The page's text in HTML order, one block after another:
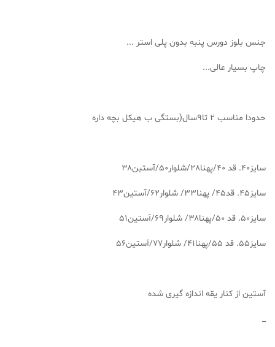
جنس بلوز دورس پنبه بدون پلی استر ...
چاپ بسیار عالی...
حدودا مناسب ۲ تا۹سال(بستگی ب هیکل بچه داره
سایز۴۰. قد ۴۰/پهنا۲۸/شلوار۵۰/آستین۳۸
سایز۴۵. قد۴۵/ پهنا۳۳/ شلوار۶۲/آستین۴۳
سایز۵۰. قد ۵۰/پهنا۳۸/ شلوار۶۹/آستین۵۱
سایز۵۵. قد ۵۵/پهنا۴۱/ شلوار۷۷/آستین۵۶
آستین از کنار یقه اندازه گیری شده
_